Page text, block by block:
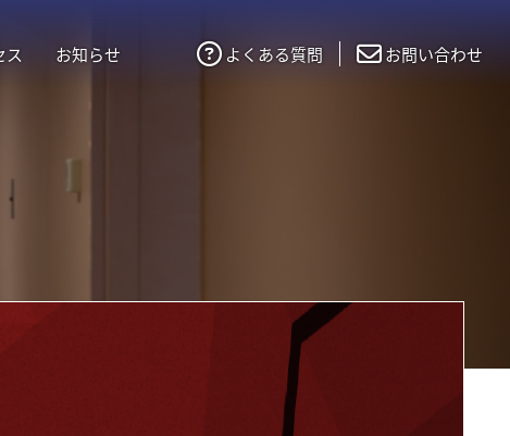
ス お知らせ よくある質問 お問い合わせ